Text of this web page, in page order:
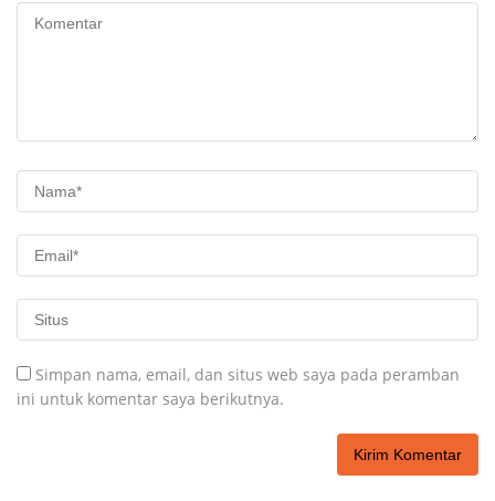
Simpan nama, email, dan situs web saya pada peramban
ini untuk komentar saya berikutnya.